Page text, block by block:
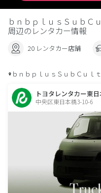
ｂｎｂｐｌｕｓＳｕｂＣ
周辺のレンタカー情報
20 レンタカー店舗
ｂｎｂｐｌｕｓＳｕｂＣｕｌ
トヨタレンタカー東
中央区東日本橋3-10-6